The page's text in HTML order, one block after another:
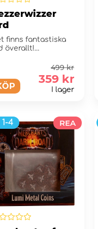
finns fantastiska
överallt!
499 kr
359 kr
I lager
1-4 REA